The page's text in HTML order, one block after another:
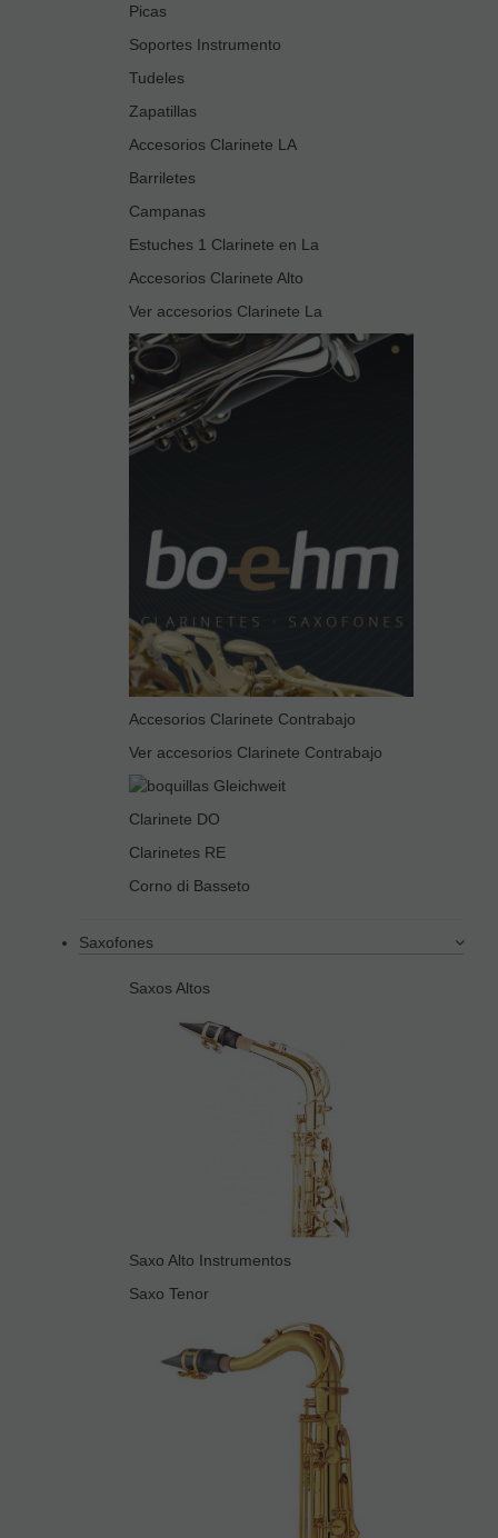
Picas
Soportes Instrumento
Tudeles
Zapatillas
Accesorios Clarinete LA
Barriletes
Campanas
Estuches 1 Clarinete en La
Accesorios Clarinete Alto
Ver accesorios Clarinete La
Accesorios Clarinete Contrabajo
Ver accesorios Clarinete Contrabajo
Clarinete DO
Clarinetes RE
Corno di Basseto
Saxofones
Saxos Altos
Saxo Alto Instrumentos
Saxo Tenor